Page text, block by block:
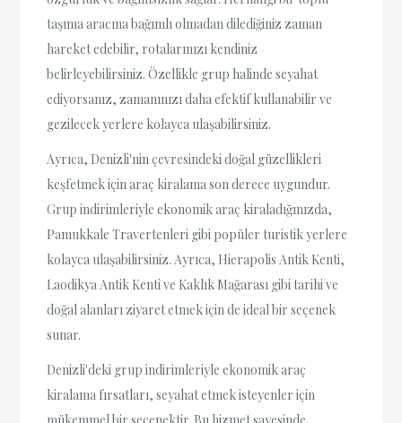
taşıma aracına bağımlı olmadan dilediğiniz zaman
hareket edebilir, rotalarınızı kendiniz
belirleyebilirsiniz. Özellikle grup halinde seyahat
ediyorsanız, zamanınızı daha efektif kullanabilir ve
gezilecek yerlere kolayca ulaşabilirsiniz.
Ayrıca, Denizli'nin çevresindeki doğal güzellikleri
keşfetmek için araç kiralama son derece uygundur.
Grup indirimleriyle ekonomik araç kiraladığınızda,
Pamukkale Travertenleri gibi popüler turistik yerlere
kolayca ulaşabilirsiniz. Ayrıca, Hierapolis Antik Kenti,
Laodikya Antik Kenti ve Kaklık Mağarası gibi tarihi ve
doğal alanları ziyaret etmek için de ideal bir seçenek
sunar.
Denizli'deki grup indirimleriyle ekonomik araç
kiralama fırsatları, seyahat etmek isteyenler için